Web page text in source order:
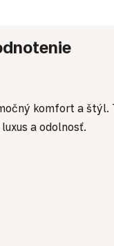
komfort a
a odolnosť.